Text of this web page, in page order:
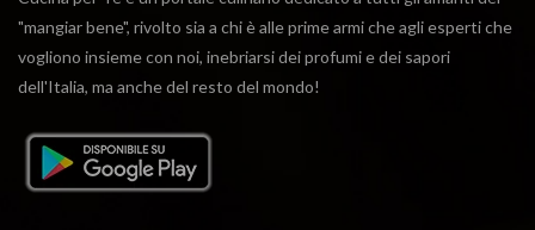
"mangiar bene", rivolto sia a chi è alle prime armi che agli esperti che
vogliono insieme con noi, inebriarsi dei profumi e dei sapori
dell'Italia, ma anche del resto del mondo!